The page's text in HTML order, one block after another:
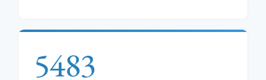
5483